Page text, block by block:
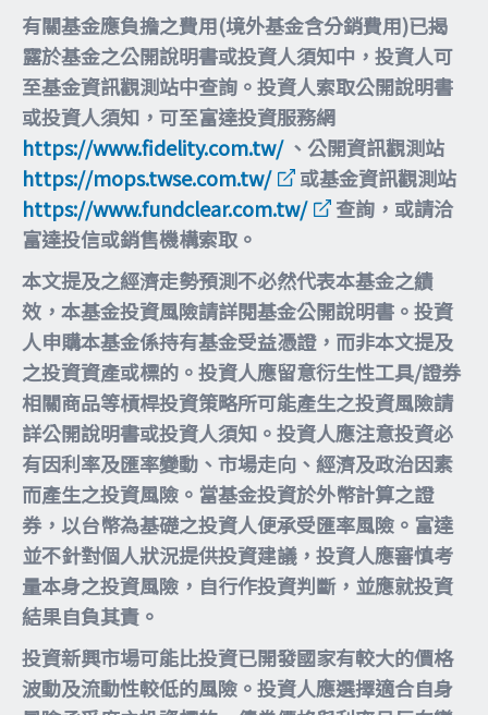
有關基金應負擔之費用(境外基金含分銷費用)已揭
露於基金之公開說明書或投資人須知中，投資人可
至基金資訊觀測站中查詢。投資人索取公開說明書
或投資人須知，可至富達投資服務網
https://www.fidelity.com.tw/、公開資訊觀測站
https://mops.twse.com.tw/
或基金資訊觀測站
https://www.fundclear.com.tw/
查詢，或請洽
富達投信或銷售機構索取。
本文提及之經濟走勢預測不必然代表本基金之績
效，本基金投資風險請詳閱基金公開說明書。投資
人申購本基金係持有基金受益憑證，而非本文提及
之投資資產或標的。投資人應留意衍生性工具/證券
相關商品等槓桿投資策略所可能產生之投資風險請
詳公開說明書或投資人須知。投資人應注意投資必
有因利率及匯率變動、市場走向、經濟及政治因素
而產生之投資風險。當基金投資於外幣計算之證
券，以台幣為基礎之投資人便承受匯率風險。富達
並不針對個人狀況提供投資建議，投資人應審慎考
量本身之投資風險，自行作投資判斷，並應就投資
結果自負其責。
投資新興市場可能比投資已開發國家有較大的價格
波動及流動性較低的風險。投資人應選擇適合自身